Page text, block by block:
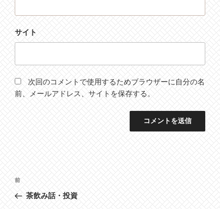
サイト
次回のコメントで使用するためブラウザーに自分の名
前、メールアドレス、サイトを保存する。
投
稿
ナ
前
の
投
前
茶飲み話・投資